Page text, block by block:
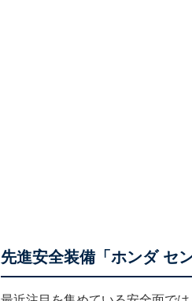
先進安全装備「ホンダ セ